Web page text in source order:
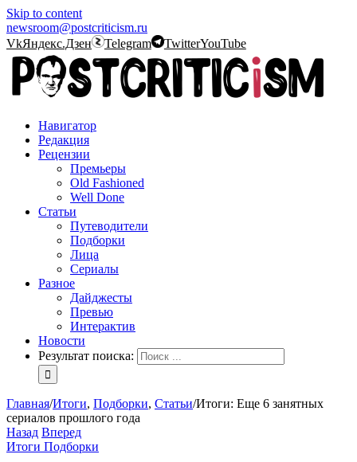
Skip to content
newsroom@postcriticism.ru
VkЯндекс.Дзен Telegram TwitterYouTube
Навигатор
Редакция
Рецензии
Премьеры
Old Fashioned
Well Done
Статьи
Путеводители
Подборки
Лица
Сериалы
Разное
Дайджесты
Превью
Интерактив
Новости
Результат поиска:
Главная/Итоги, Подборки, Статьи/Итоги: Еще 6 занятных
сериалов прошлого года
Назад Вперед
Итоги Подборки